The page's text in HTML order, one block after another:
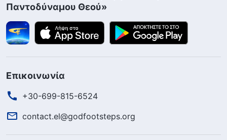
Παντοδύναμου Θεού»
Επικοινωνία
+30-699-815-6524
contact.el@godfootsteps.org